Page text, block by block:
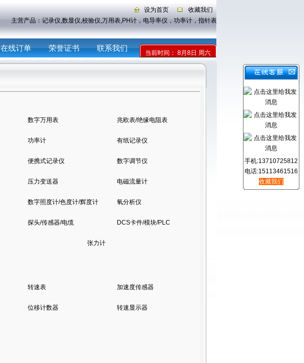
设为首页
收藏我们
主营产品：记录仪,数显仪,校验仪,万用表,PH计，电导率仪，功率计，指针表，示波器，传感器
在线订单 荣誉证书 联系我们
当前时间： 8月8日 周六
数字万用表 兆欧表/绝缘电阻表
功率计 有纸记录仪
便携式记录仪 数字调节仪
压力变送器 电磁流量计
数字照度计/色度计/辉度计 氧分析仪
探头/传感器/电缆 DCS卡件/模块/PLC
张力计
转速表 加速度传感器
位移计数器 转速显示器
手机:13710725812
电话:15113461516
收藏我们